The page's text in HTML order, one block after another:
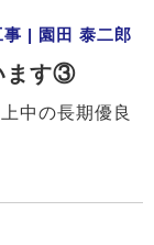
事 | 園田 泰二郎
ます③
中の長期優良